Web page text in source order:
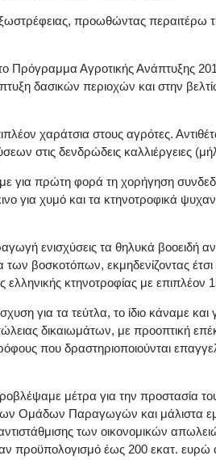
προωθώντας περαιτέρω
Πρόγραμμα Αγροτικής Ανάπτυξης
δασικών περιοχών και στην
χαράτσια στους αγρότες.
στις δενδρώδεις καλλιέργειες
για πρώτη φορά τη χορήγηση
για χυμό και τα κτηνοτροφικά
ενισχύσεις τα θηλυκά βοοειδή
βοσκοτόπων, εκμηδενίζοντας
κτηνοτροφίας με
για τα τεύτλα, το ίδιο κάναμε
δικαιωμάτων, με προοπτική
που δραστηριοποιούνται
μέτρα για την προστασία
Ομάδων Παραγωγών και μάλιστα
των οικονομικών
προϋπολογισμό έως 200 εκατ. ευρώ